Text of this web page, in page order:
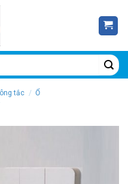
tắc / Ổ